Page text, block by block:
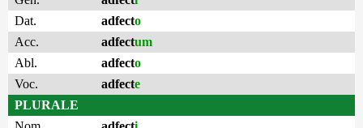
Dat.
adfecto
Acc.
adfectum
Abl.
adfecto
Voc.
adfecte
PLURALE